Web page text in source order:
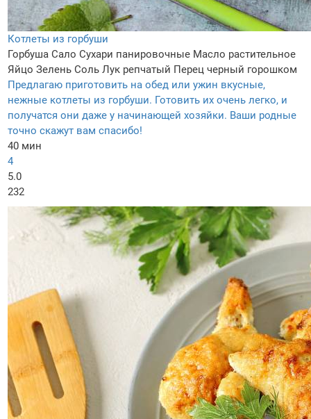
Котлеты из горбуши
Горбуша Сало Сухари панировочные Масло растительное
Яйцо Зелень Соль Лук репчатый Перец черный горошком
Предлагаю приготовить на обед или ужин вкусные,
нежные котлеты из горбуши. Готовить их очень легко, и
получатся они даже у начинающей хозяйки. Ваши родные
точно скажут вам спасибо!
40 мин
4
5.0
232